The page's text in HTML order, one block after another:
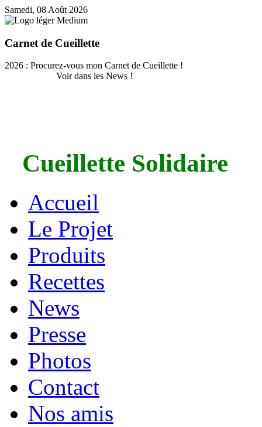
Samedi, 08 Août 2026
Carnet de Cueillette
2026 : Procurez-vous mon Carnet de Cueillette !
Voir dans les News !
Cueillette Solidaire
Accueil
Le Projet
Produits
Recettes
News
Presse
Photos
Contact
Nos amis